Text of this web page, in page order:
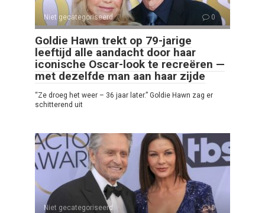
Niet gecategoriseerd 0
Goldie Hawn trekt op 79-jarige
leeftijd alle aandacht door haar
iconische Oscar-look te recreëren —
met dezelfde man aan haar zijde
“Ze droeg het weer – 36 jaar later.” Goldie Hawn zag er
schitterend uit
Niet gecategoriseerd 0